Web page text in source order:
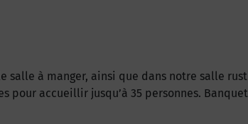
à manger, ainsi que dans notre salle
accueillir jusqu’à 35 personnes.